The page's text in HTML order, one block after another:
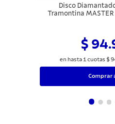
Disco
Tramontina
$
en hasta 1 cuotas $
Comprar